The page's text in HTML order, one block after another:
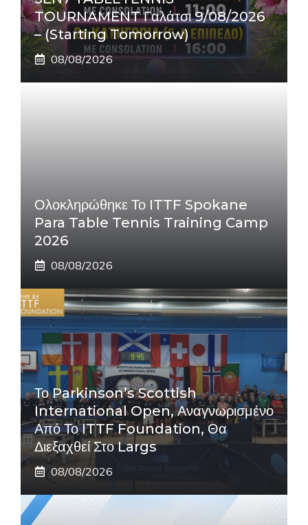
TOURNAMENT Γαλάτσι 9/08/2026
– (Starting Tomorrow)
08/08/2026
Ολοκληρώθηκε Το ITTF Spokane
Para Table Tennis Training Camp
2026
08/08/2026
Το Parkinson’s Scottish
International Open, Αναγνωρισμένο
Από Το ITTF Foundation, Θα
Διεξαχθεί Στο Largs
08/08/2026